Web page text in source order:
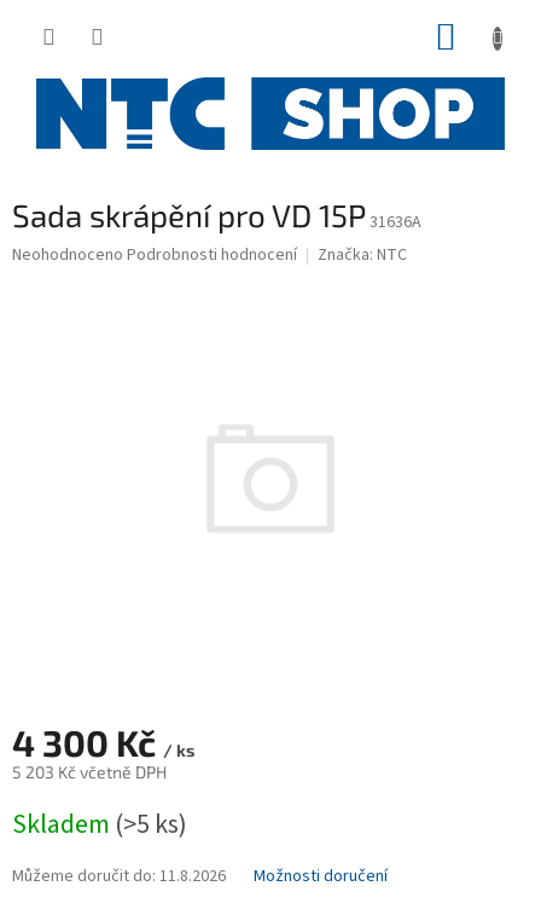
Sada skrápění pro VD 15P31636A
Průměrné
Neohodnoceno Podrobnosti hodnocení Značka: NTC
4 300 Kč / ks
5 203 Kč včetně DPH
cena:
Skladem (>5 ks)
Můžeme doručit do: 11.8.2026 Možnosti doručení